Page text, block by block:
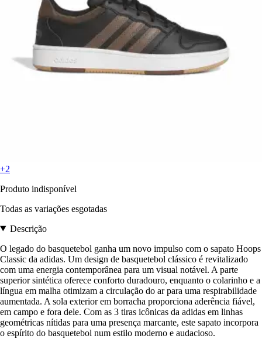
+2
Produto indisponível
Todas as variações esgotadas
Descrição
O legado do basquetebol ganha um novo impulso com o sapato Hoops
Classic da adidas. Um design de basquetebol clássico é revitalizado
com uma energia contemporânea para um visual notável. A parte
superior sintética oferece conforto duradouro, enquanto o colarinho e a
língua em malha otimizam a circulação do ar para uma respirabilidade
aumentada. A sola exterior em borracha proporciona aderência fiável,
em campo e fora dele. Com as 3 tiras icônicas da adidas em linhas
geométricas nítidas para uma presença marcante, este sapato incorpora
o espírito do basquetebol num estilo moderno e audacioso.